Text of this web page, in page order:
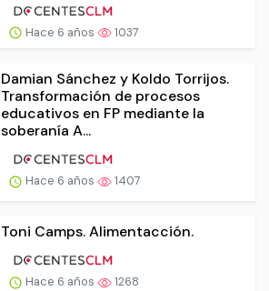
Hace 6 años 1037
Damian Sánchez y Koldo Torrijos.
Transformación de procesos
educativos en FP mediante la
soberanía A...
Hace 6 años 1407
Toni Camps. Alimentacción.
Hace 6 años 1268